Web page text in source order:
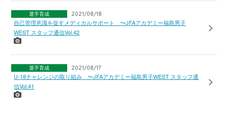
選手育成 2021/08/18
自己管理意識を促すメディカルサポート 〜JFAアカデミー福島男子
WEST スタッフ通信Vol.42
選手育成 2021/08/17
U-18チャレンジの取り組み 〜JFAアカデミー福島男子WEST スタッフ通
信Vol.41